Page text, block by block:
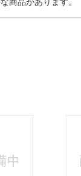
商品があります。